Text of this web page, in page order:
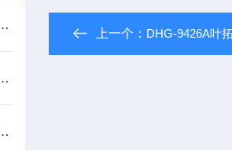
恒温培养箱的生物密码
，赋能微生物科研与品质检测
怎么安全地进行日常维护
上一个： DHG-9426A叶